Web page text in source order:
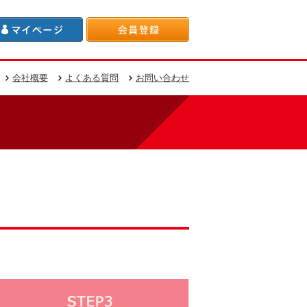
会社概要 よくある質問 お問い合わせ